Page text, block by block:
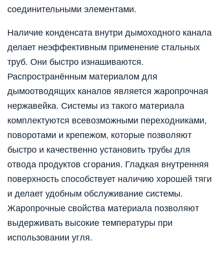
соединительными элементами.
Наличие конденсата внутри дымоходного канала
делает неэффективным применение стальных
труб. Они быстро изнашиваются.
Распространённым материалом для
дымоотводящих каналов является жаропрочная
нержавейка. Системы из такого материала
комплектуются всевозможными переходниками,
поворотами и крепежом, которые позволяют
быстро и качественно установить трубы для
отвода продуктов сгорания. Гладкая внутренняя
поверхность способствует наличию хорошей тяги
и делает удобным обслуживание системы.
Жаропрочные свойства материала позволяют
выдерживать высокие температуры при
использовании угля.